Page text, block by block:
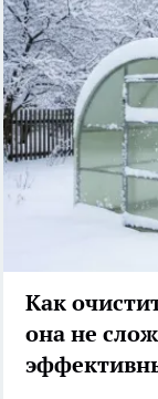
Как
она не